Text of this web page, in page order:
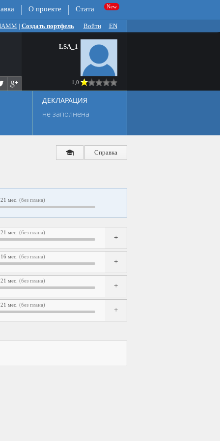
О проекте Стата
| Создать портфель Войти EN
LSA_1
1,0
ДЕКЛАРАЦИЯ
не заполнена
Справка
21 мес. (без плана)
21 мес. (без плана)
16 мес. (без плана)
21 мес. (без плана)
21 мес. (без плана)